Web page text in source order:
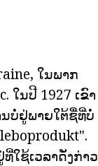
ໃນພາກ
ໃນປີ 1927 ເຂົາ
ບໍ່ຢູ່ພາຍໃຕ້ຊື່ທີ່ບໍ່
ໃຊ້ເວລາດັ່ງກ່າວ